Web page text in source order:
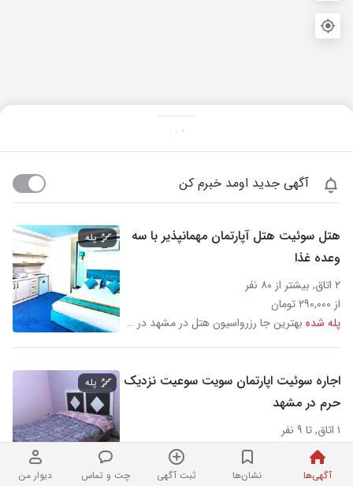
آگهی‌ها نشان‌ها ثبت آگهی چت و تماس دیوار من
آگهی جدید اومد خبرم کن
هتل سوئیت هتل آپارتمان مهمانپذیر با سه
وعده غذا
۲ اتاق, بیشتر از ۸۰ نفر
از ۲۹۰,۰۰۰ تومان
پله شده
بهترین جا رزرواسیون هتل در مشهد در حرم مطهر رضوی
پله
اجاره سوئیت اپارتمان سویت سوعیت نزدیک
حرم در مشهد
۱ اتاق, تا ۹ نفر
پله شده
در حرم مطهر رضوی
پله